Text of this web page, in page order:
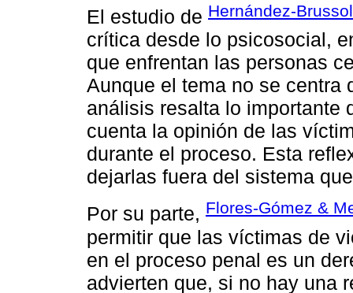
El estudio de Hernández-
crítica desde lo psicosocial,
que enfrentan las personas
Aunque el tema no se centra
análisis resalta lo importante
cuenta la opinión de las
durante el proceso. Esta
dejarlas fuera del sistema
Por su parte, Flores-Gómez &
permitir que las víctimas de
en el proceso penal es un
advierten que, si no hay una